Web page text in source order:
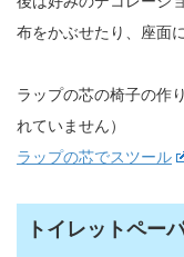
布をかぶせたり、座面
ラップの芯の椅子の作
れていません）
ラップの芯でスツール
トイレットペー